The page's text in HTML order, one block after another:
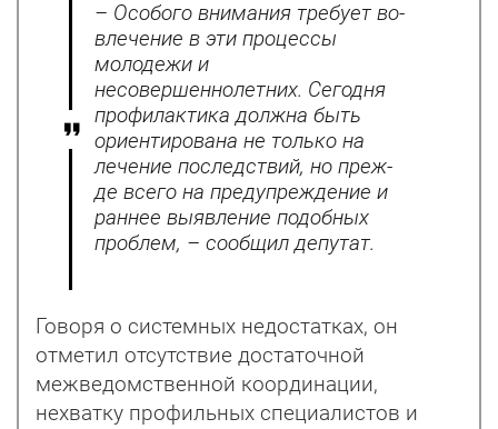
– Особого внимания требует во­
влечение в эти процессы
молодежи и
несовершеннолетних. Сегодня
профилактика должна быть
ориентирована не только на
лечение последствий, но преж­
де всего на предупреждение и
раннее выявление подобных
проблем, – сообщил депутат.
Говоря о системных недостатках, он
отметил отсутствие достаточной
межведомственной координации,
нехватку профильных специалистов и